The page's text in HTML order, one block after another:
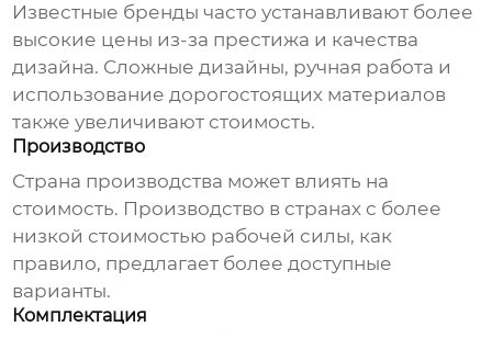
Известные бренды часто устанавливают более
высокие цены из-за престижа и качества
дизайна. Сложные дизайны, ручная работа и
использование дорогостоящих материалов
также увеличивают стоимость.
Производство
Страна производства может влиять на
стоимость. Производство в странах с более
низкой стоимостью рабочей силы, как
правило, предлагает более доступные
варианты.
Комплектация